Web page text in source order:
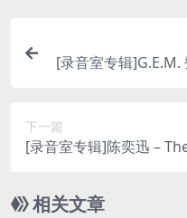
[录音室专辑]G.E.M.
下一篇
相关文章